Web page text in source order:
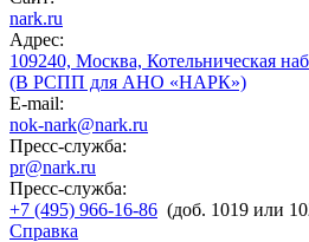
nark.ru
Адрес:
109240, Москва, Котельническая
(В РСПП для АНО «НАРК»)
E-mail:
nok-nark@nark.ru
Пресс-служба:
pr@nark.ru
Пресс-служба:
+7 (495) 966-16-86 (доб. 1019 или
Справка